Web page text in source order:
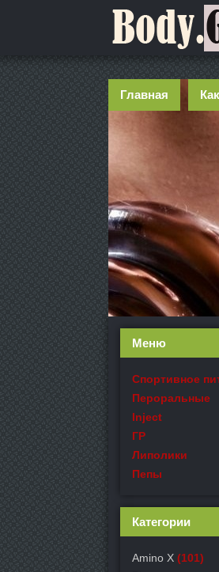
Главная
Меню
Спортивное
Пероральные
Inject
ГР
Липолики
Пепы
Категории
Amino X (101)